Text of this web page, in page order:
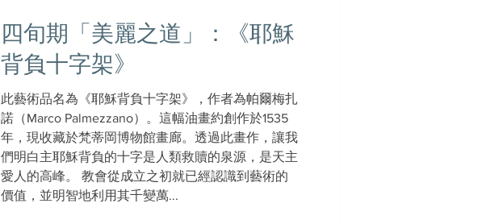
四旬期「美麗之道」：《耶穌
背負十字架》
此藝術品名為《耶穌背負十字架》，作者為帕爾梅扎
諾（Marco Palmezzano）。這幅油畫約創作於1535
年，現收藏於梵蒂岡博物館畫廊。透過此畫作，讓我
們明白主耶穌背負的十字是人類救贖的泉源，是天主
愛人的高峰。 教會從成立之初就已經認識到藝術的
價值，並明智地利用其千變萬...